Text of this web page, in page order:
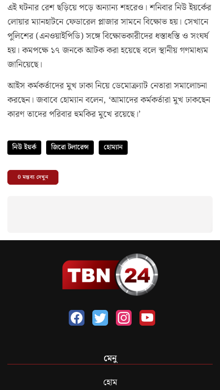
এই ঘটনার রেশ ছড়িয়ে পড়ে অন্যান্য শহরেও। শনিবার নিউ ইয়র্কের
লোয়ার ম্যানহাটনে ফেডারেল প্লাজার সামনে বিক্ষোভ হয়। সেখানে
পুলিশের (এনওয়াইপিডি) সঙ্গে বিক্ষোভকারীদের ধস্তাধস্তি ও সংঘর্ষ
হয়। কমপক্ষে ১৭ জনকে আটক করা হয়েছে বলে স্থানীয় গণমাধ্যম
জানিয়েছে।
আইস কর্মকর্তাদের মুখ ঢাকা নিয়ে ডেমোক্র্যাট নেতারা সমালোচনা
করছেন। জবাবে হোম্যান বলেন, ‘আমাদের কর্মকর্তারা মুখ ঢাকছেন
কারণ তাদের পরিবার হুমকির মুখে রয়েছে।’
নিউ ইয়র্ক জিরো টলারেন্স হোম্যান
0মন্তব্য দেখুন
মেনু
হোম